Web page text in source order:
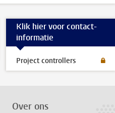
Klik hier voor contact-
informatie
Project controllers
Over ons